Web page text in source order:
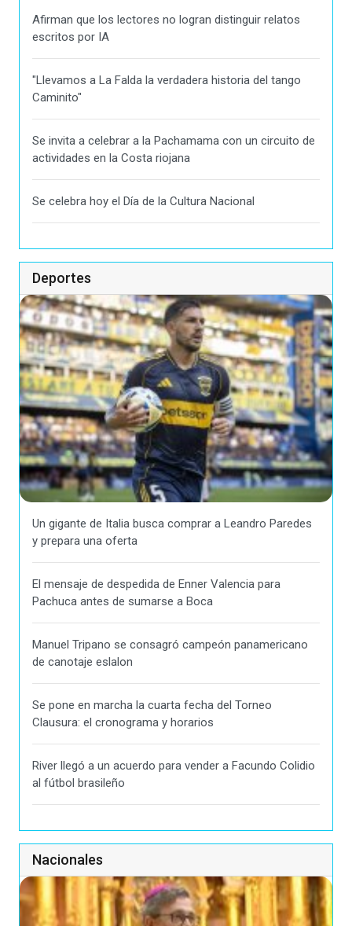
Afirman que los lectores no logran distinguir relatos
escritos por IA
"Llevamos a La Falda la verdadera historia del tango
Caminito"
Se invita a celebrar a la Pachamama con un circuito de
actividades en la Costa riojana
Se celebra hoy el Día de la Cultura Nacional
Deportes
Un gigante de Italia busca comprar a Leandro Paredes
y prepara una oferta
El mensaje de despedida de Enner Valencia para
Pachuca antes de sumarse a Boca
Manuel Tripano se consagró campeón panamericano
de canotaje eslalon
Se pone en marcha la cuarta fecha del Torneo
Clausura: el cronograma y horarios
River llegó a un acuerdo para vender a Facundo Colidio
al fútbol brasileño
Nacionales